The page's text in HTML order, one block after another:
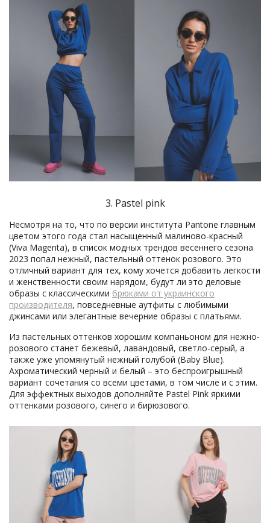
3. Pastel pink
Несмотря на то, что по версии института Pantone главным
цветом этого года стал насыщенный малиново-красный
(Viva Magenta), в список модных трендов весеннего сезона
2023 попал нежный, пастельный оттенок розового. Это
отличный вариант для тех, кому хочется добавить легкости
и женственности своим нарядом, будут ли это деловые
образы с классическими брюками от украинского
производителя, повседневные аутфиты с любимыми
джинсами или элегантные вечерние образы с платьями.
Из пастельных оттенков хорошим компаньоном для нежно-
розового станет бежевый, лавандовый, светло-серый, а
также уже упомянутый нежный голубой (Baby Blue).
Ахроматический черный и белый – это беспроигрышный
вариант сочетания со всеми цветами, в том числе и с этим.
Для эффектных выходов дополняйте Pastel Pink яркими
оттенками розового, синего и бирюзового.